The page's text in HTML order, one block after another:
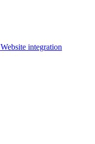
Website integration